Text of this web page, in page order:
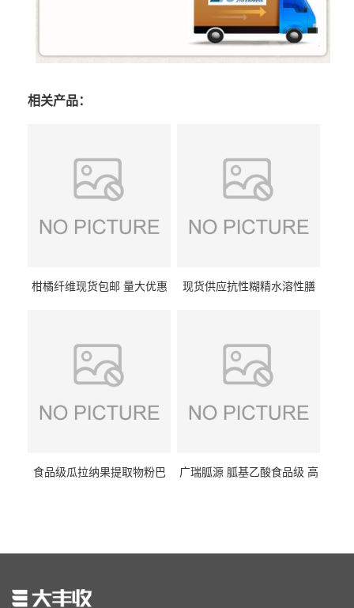
相关产品：
柑橘纤维现货包邮 量大优惠
现货供应抗性糊精水溶性膳
食品级瓜拉纳果提取物粉巴
广瑞胍源 胍基乙酸食品级 高